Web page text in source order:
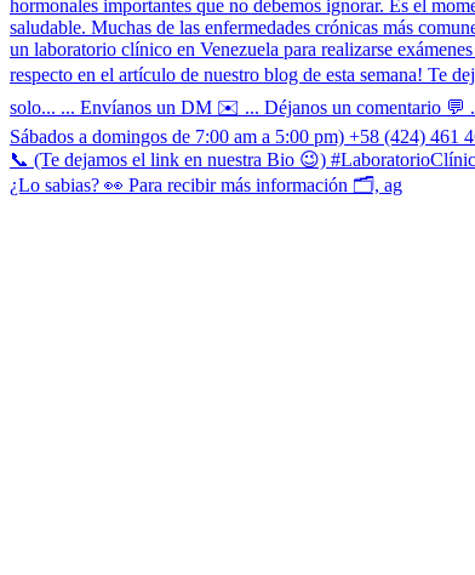
¿Lo sabias? 👀 Para recibir más información 🗂, ag